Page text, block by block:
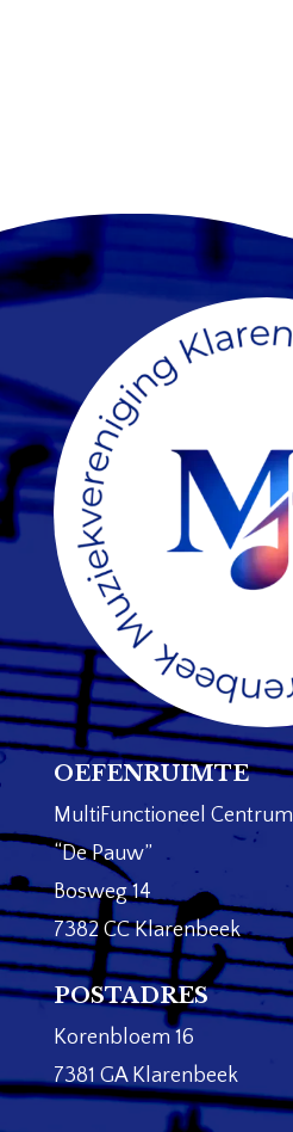
OEFENRUIMTE
MultiFunctioneel Centrum
“De Pauw”
Bosweg 14
7382 CC Klarenbeek
POSTADRES
Korenbloem 16
7381 GA Klarenbeek